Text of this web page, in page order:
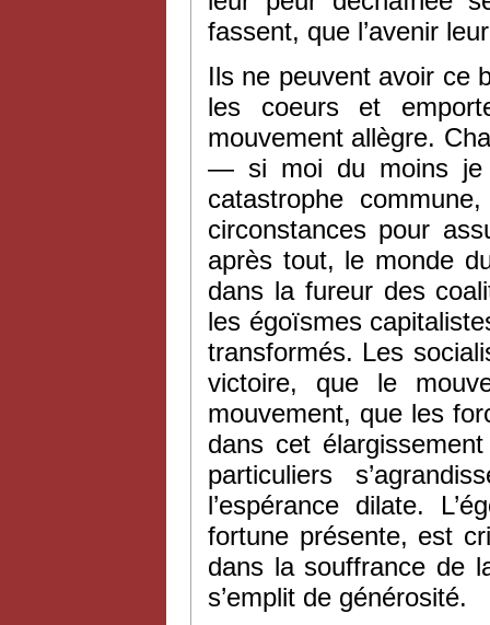
fassent, que l’avenir
Ils ne peuvent avoir ce
les coeurs et
mouvement allègre.
— si moi du moins je
catastrophe
circonstances pour
après tout, le monde
dans la fureur des
les égoïsmes
transformés. Les
victoire, que le
mouvement, que les
dans cet
particuliers
l’espérance dilate.
fortune présente, est
dans la souffrance de
s’emplit de générosité.